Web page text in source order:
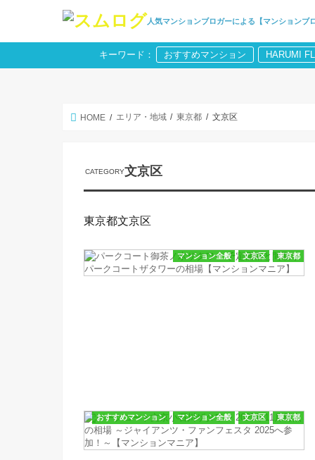
人気マンションブロガーによる【マンションブ
キーワード： おすすめマンション HARUMI
HOME エリア・地域 東京都 文京区
文京区
東京都文京区
マンション全般 文京区 東京都
おすすめマンション マンション全般 文京区 東京都